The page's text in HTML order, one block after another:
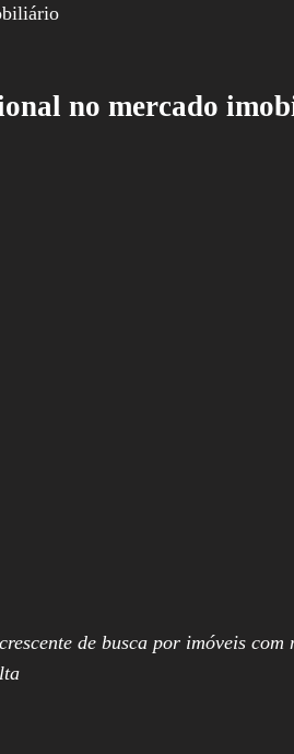
no mercado
de busca por imóveis